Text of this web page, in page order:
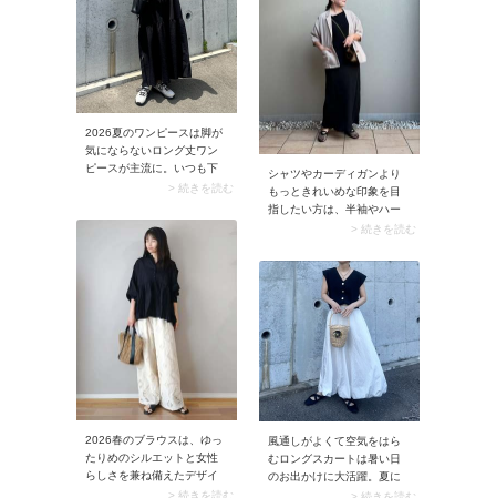
スできるコーデにまとまり
ます。
2026夏のワンピースは脚が
気にならないロング丈ワン
ピースが主流に。いつも下
にパンツを重ね着している
お出かけコーデに仕上がり
ますよ。人気の色は、ベー
シックで汗ジミも目立たな
い黒・ネイビー・ホワイト
系。加えて通気性のいい薄
手生地や、吸水速乾・UVカ
ット・接触冷感など機能性
のあるワンピースに注目が
集まっています。
> 続きを読む
シャツやカーディガンより
もっときれいめな印象を目
指したい方は、半袖やハー
フスリーブのジャケットを
デがまとまります。インナ
ーは半袖やノースリーブな
ど、涼しげに見えるアイテ
ムを選んでみてください。
> 続きを読む
2026春のブラウスは、ゆっ
たりめのシルエットと女性
らしさを兼ね備えたデザイ
ンがトレンド傾向。今シー
> 続きを読む
風通しがよくて空気をはら
むロングスカートは暑い日
のお出かけに大活躍。夏に
ロングスカートを穿くとき